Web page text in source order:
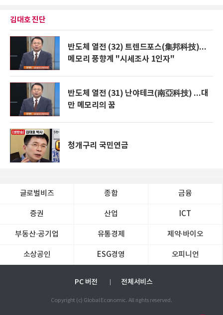
김대호 진단
반도체 열전 (32) 트렌드포스(集邦科技)...
메모리 풍향계 "시세조사 1인자"
반도체 열전 (31) 난야테크(南亞科技) ...대
만 메모리의 꿈
청개구리 국민연금
글로벌비즈 종합 금융
증권 산업 ICT
부동산·공기업 유통경제 제약∙바이오
소상공인 ESG경영 오피니언
PC 버전 전체서비스
Copyright (c) Global Economic. All rights reserved.